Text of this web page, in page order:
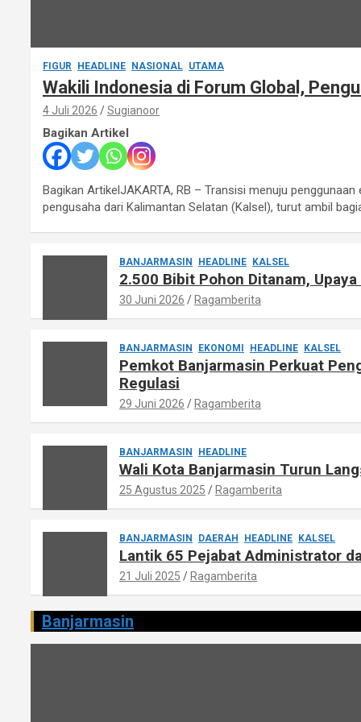
FIGUR HEADLINE NASIONAL UTAMA
Wakili Indonesia di Forum Global,
4 Juli 2026 Sugianoor
Bagikan Artikel
Bagikan ArtikelJAKARTA, RB – Transisi menuju
pengusaha dari Kalimantan Selatan (Kalsel), turut ambil
BANJARMASIN HEADLINE KALSEL
2.500 Bibit Pohon Ditanam,
30 Juni 2026 Ragamberita
BANJARMASIN EKONOMI HEADLINE KALSEL
Pemkot Banjarmasin Perkuat
Regulasi
29 Juni 2026 Ragamberita
BANJARMASIN HEADLINE
Wali Kota Banjarmasin Turun
25 Agustus 2025 Ragamberita
BANJARMASIN DAERAH HEADLINE KALSEL
Lantik 65 Pejabat Administrator
21 Juli 2025 Ragamberita
Banjarmasin